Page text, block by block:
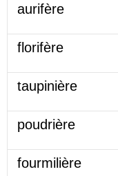
aurifère
florifère
taupinière
poudrière
fourmilière